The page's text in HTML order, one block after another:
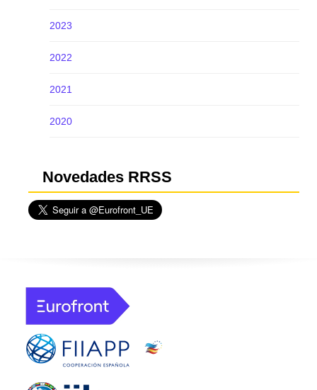
2023
2022
2021
2020
Novedades RRSS